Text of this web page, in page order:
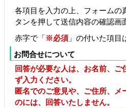
各項目を入力の上、フォームの
タンを押して送信内容の確認画
赤字で「※必須 」の付いた項目
お問合せについて
回答が必要な人は、お名前、
ず入力ください。
匿名でのご意見や、ご住所、メ
のには、回答いたしません。